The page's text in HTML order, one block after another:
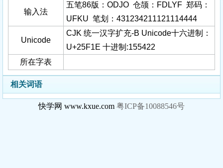
输入法
五笔86版：ODJO 仓颉：FDLYF 郑码：
UFKU 笔划：431234211121114444
Unicode
CJK 统一汉字扩充-B Unicode十六进制：
U+25F1E 十进制:155422
所在字表
相关词语
快学网 www.kxue.com 粤ICP备10088546号